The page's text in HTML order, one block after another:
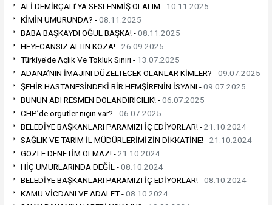
ALİ DEMİRÇALI’YA SESLENMİŞ OLALIM - 10.11.2025
KİMİN UMURUNDA? -08.11.2025
BABA BAŞKAYDI OĞUL BAŞKA! -08.11.2025
HEYECANSIZ ALTIN KOZA! -26.09.2025
Türkiye’de Açlık Ve Tokluk Sınırı - 13.07.2025
ADANA’NIN İMAJINI DÜZELTECEK OLANLAR KİMLER? -09.07.2025
ŞEHİR HASTANESİNDEKİ BİR HEMŞİRENİN İSYANI -09.07.2025
BUNUN ADI RESMEN DOLANDIRICILIK! -06.07.2025
CHP’de örgütler niçin var? -06.07.2025
BELEDİYE BAŞKANLARI PARAMIZI İÇ EDİYORLAR! -21.10.2024
SAĞLIK VE TARIM İL MÜDÜRLERİMİZİN DİKKATİNE! -21.10.2024
GÖZLE DENETİM OLMAZ! -21.10.2024
HİÇ UMURLARINDA DEĞİL -08.10.2024
BELEDİYE BAŞKANLARI PARAMIZI İÇ EDİYORLAR! -08.10.2024
KAMU VİCDANI VE ADALET -08.10.2024